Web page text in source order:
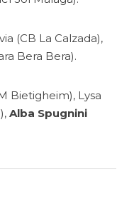
(CB La Calzada),
Bera Bera).
Bietigheim), Lysa
Alba Spugnini